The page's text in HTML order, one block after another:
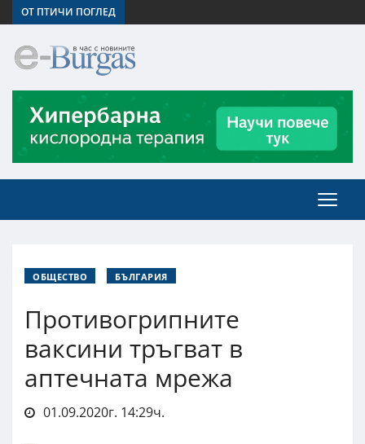
ОТ ПТИЧИ ПОГЛЕД
ОБЩЕСТВО БЪЛГАРИЯ
Противогрипните
ваксини тръгват в
аптечната мрежа
01.09.2020г. 14:29ч.